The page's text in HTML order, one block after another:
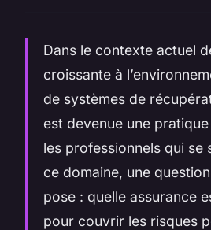
Dans le contexte actuel
croissante à
de systèmes de
est devenue une
les professionnels qui se
ce domaine, une
pose : quelle assurance
pour couvrir les risques